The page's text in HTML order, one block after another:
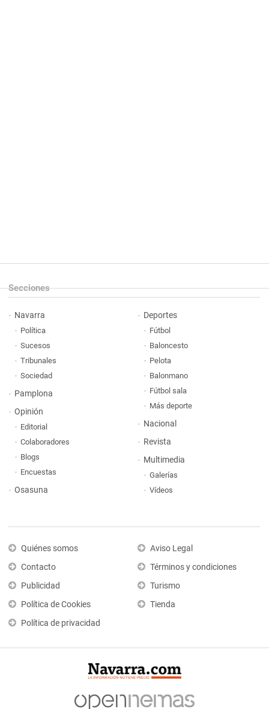
Secciones
Navarra
Política
Sucesos
Tribunales
Sociedad
Pamplona
Opinión
Editorial
Colaboradores
Blogs
Encuestas
Osasuna
Deportes
Fútbol
Baloncesto
Pelota
Balonmano
Fútbol sala
Más deporte
Nacional
Revista
Multimedia
Galerías
Vídeos
Quiénes somos
Contacto
Publicidad
Política de Cookies
Política de privacidad
Aviso Legal
Términos y condiciones
Turismo
Tienda